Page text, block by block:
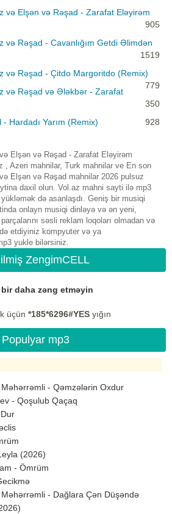
və Elşən və Rəşad - Zarafat Eləyirəm
905
və Rəşad - Cavanlığım Getdi Əlimdən
1519
və Rəşad - Çitdo Margoritdo (Remix)
779
və Rəşad və Ələkbər - Zarafat
350
Hardadı Yarım (Remix)
928
Elşən və Rəşad - Zarafat Eləyirəm
, Azeri mahnilar, Turk mahnilar ve En son
Elşən və Rəşad mahnilar 2026 pulsuz
daxil olun. Vol.az mahni sayti ilə mp3
də asanlaşdı. Geniş bir musiqi
onlayn musiqi dinləyə və ən yeni,
səsli reklam loqoları olmadan və
etdiyiniz kompyuter və ya
yukle bilərsiniz.
ZengimCELL
daha zəng etməyin
üçün *185*6296#YES yığın
Populyar mp3
- Qəmzələrin Oxdur
- Qoşulub Qaçaq
(2026)
- Ömrüm
- Dağlara Çən Düşəndə